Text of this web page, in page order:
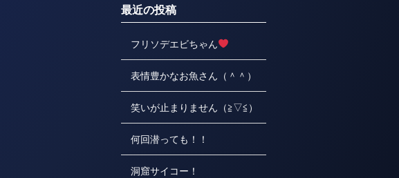
最近の投稿
フリソデエビちゃん
表情豊かなお魚さん（＾＾）
笑いが止まりません（≧▽≦）
何回潜っても！！
洞窟サイコー！